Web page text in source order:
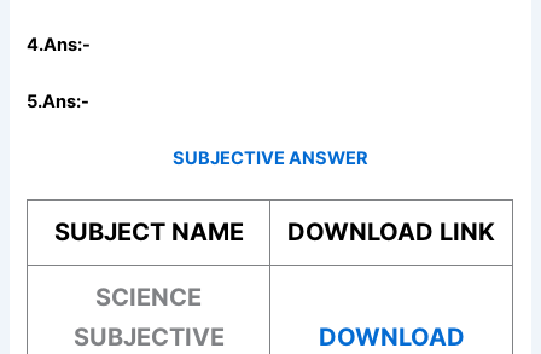
4.Ans:-
5.Ans:-
SUBJECTIVE ANSWER
SUBJECT NAME DOWNLOAD LINK
SCIENCE
SUBJECTIVE
DOWNLOAD